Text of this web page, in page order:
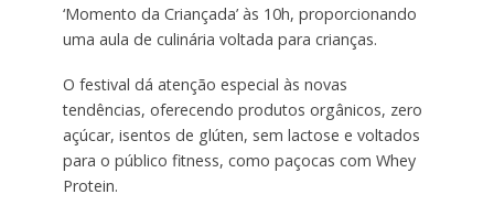
‘Momento da Criançada’ às 10h, proporcionando
uma aula de culinária voltada para crianças.
O festival dá atenção especial às novas
tendências, oferecendo produtos orgânicos, zero
açúcar, isentos de glúten, sem lactose e voltados
para o público fitness, como paçocas com Whey
Protein.